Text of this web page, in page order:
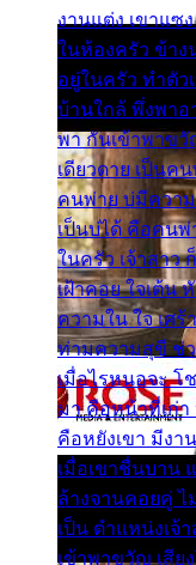
งานแต่ง เขาแซ
ในห้องครัว ข้าง
อยู่ในครัว ทำตัว
บ้านใกล้ พึ่งพาอ
พา กันเข้าพาขวั
เดียวดาย เป็นค
คนพ่าย บ่มีความ
เป็นบ่ได้ คือคนพ่
ในครัว เจ้าสาว
เฝ้าคอย ใจเต้น
ความใน ใจ เศ
ท่ามความสุขี ช่ว
เมื่อไรหนอจะ โ
มา คือหน้าที่เก่า
คือหยังเขา มีงา
เมื่อเขาชื่นบาน
ล้างจานคอยคู่ ไ
เป็น ตำแหน่งเจ้
เข้าพาขวัญ เสีย